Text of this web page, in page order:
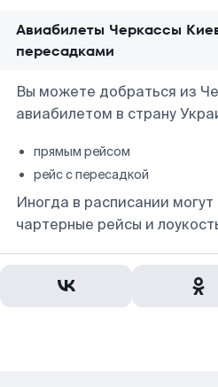
Авиабилеты Черкассы
пересадками
Вы можете добраться из
авиабилетом в страну
прямым рейсом
рейс с пересадкой
Иногда в расписании могут
чартерные рейсы и